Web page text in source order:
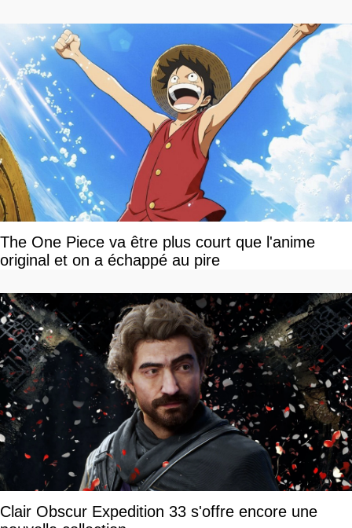
The One Piece va être plus court que l'anime
original et on a échappé au pire
Clair Obscur Expedition 33 s'offre encore une